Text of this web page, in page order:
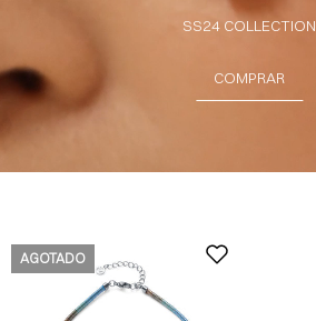
SS24 COLLECTION
COMPRAR
AGOTADO